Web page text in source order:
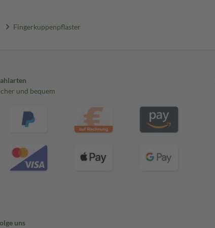
Fingerkuppenpflaster
und bequem
uns